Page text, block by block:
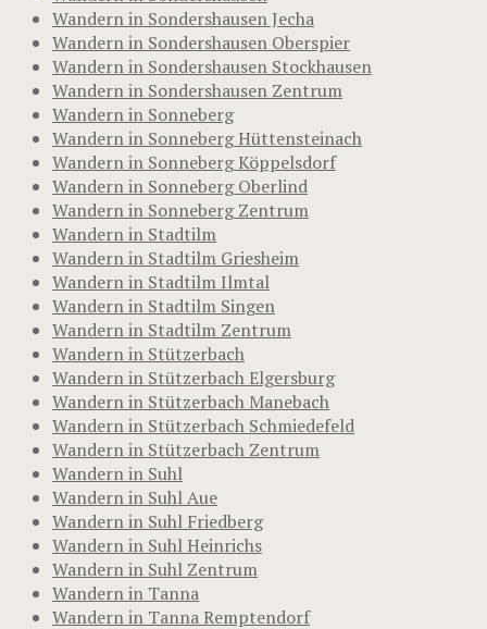
Wandern in Sondershausen Jecha
Wandern in Sondershausen Oberspier
Wandern in Sondershausen Stockhausen
Wandern in Sondershausen Zentrum
Wandern in Sonneberg
Wandern in Sonneberg Hüttensteinach
Wandern in Sonneberg Köppelsdorf
Wandern in Sonneberg Oberlind
Wandern in Sonneberg Zentrum
Wandern in Stadtilm
Wandern in Stadtilm Griesheim
Wandern in Stadtilm Ilmtal
Wandern in Stadtilm Singen
Wandern in Stadtilm Zentrum
Wandern in Stützerbach
Wandern in Stützerbach Elgersburg
Wandern in Stützerbach Manebach
Wandern in Stützerbach Schmiedefeld
Wandern in Stützerbach Zentrum
Wandern in Suhl
Wandern in Suhl Aue
Wandern in Suhl Friedberg
Wandern in Suhl Heinrichs
Wandern in Suhl Zentrum
Wandern in Tanna
Wandern in Tanna Remptendorf